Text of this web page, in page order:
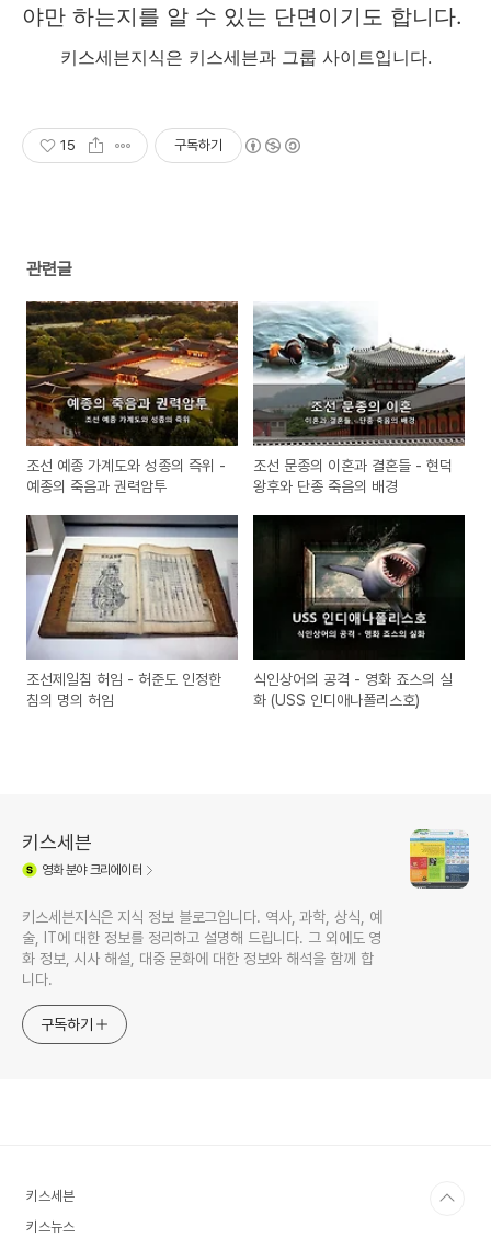
야만 하는지를 알 수 있는 단면이기도 합니다.
키스세븐지식은 키스세븐과 그룹 사이트입니다.
15 구독하기
관련글
조선 예종 가계도와 성종의 즉위 -
예종의 죽음과 권력암투
조선 문종의 이혼과 결혼들 - 현덕
왕후와 단종 죽음의 배경
조선제일침 허임 - 허준도 인정한
침의 명의 허임
식인상어의 공격 - 영화 죠스의 실
화 (USS 인디애나폴리스호)
키스세븐
영화분야 크리에이터
키스세븐지식은 지식 정보 블로그입니다. 역사, 과학, 상식, 예
술, IT에 대한 정보를 정리하고 설명해 드립니다. 그 외에도 영
화 정보, 시사 해설, 대중 문화에 대한 정보와 해석을 함께 합
니다.
구독하기
키스세븐
키스뉴스